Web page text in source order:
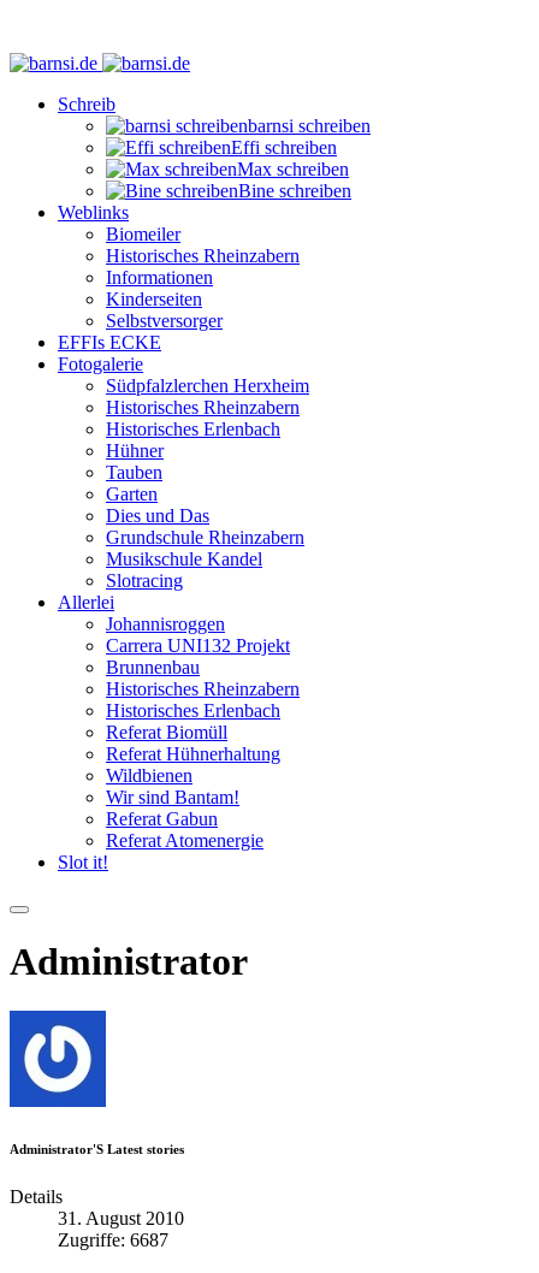
Schreib
barnsi schreiben
Effi schreiben
Max schreiben
Bine schreiben
Weblinks
Biomeiler
Historisches Rheinzabern
Informationen
Kinderseiten
Selbstversorger
EFFIs ECKE
Fotogalerie
Südpfalzlerchen Herxheim
Historisches Rheinzabern
Historisches Erlenbach
Hühner
Tauben
Garten
Dies und Das
Grundschule Rheinzabern
Musikschule Kandel
Slotracing
Allerlei
Johannisroggen
Carrera UNI132 Projekt
Brunnenbau
Historisches Rheinzabern
Historisches Erlenbach
Referat Biomüll
Referat Hühnerhaltung
Wildbienen
Wir sind Bantam!
Referat Gabun
Referat Atomenergie
Slot it!
Administrator
Administrator'S Latest stories
Details
31. August 2010
Zugriffe: 6687